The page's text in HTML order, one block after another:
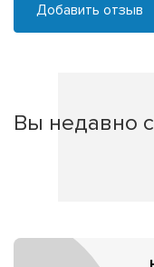
Добавить отзыв
Вы недавно